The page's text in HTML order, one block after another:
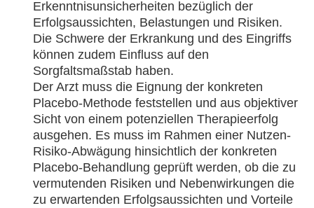
Erkenntnisunsicherheiten bezüglich der
Erfolgsaussichten, Belastungen und Risiken.
Die Schwere der Erkrankung und des Eingriffs
können zudem Einfluss auf den
Sorgfaltsmaßstab haben.
Der Arzt muss die Eignung der konkreten
Placebo-Methode feststellen und aus objektiver
Sicht von einem potenziellen Therapieerfolg
ausgehen. Es muss im Rahmen einer Nutzen-
Risiko-Abwägung hinsichtlich der konkreten
Placebo-Behandlung geprüft werden, ob die zu
vermutenden Risiken und Nebenwirkungen die
zu erwartenden Erfolgsaussichten und Vorteile